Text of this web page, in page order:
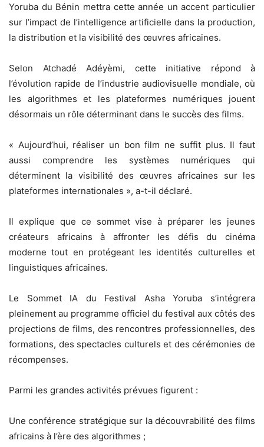
Yoruba du Bénin mettra cette année un accent particulier
sur l’impact de l’intelligence artificielle dans la production,
la distribution et la visibilité des œuvres africaines.
Selon Atchadé Adéyèmi, cette initiative répond à
l’évolution rapide de l’industrie audiovisuelle mondiale, où
les algorithmes et les plateformes numériques jouent
désormais un rôle déterminant dans le succès des films.
« Aujourd’hui, réaliser un bon film ne suffit plus. Il faut
aussi comprendre les systèmes numériques qui
déterminent la visibilité des œuvres africaines sur les
plateformes internationales », a-t-il déclaré.
Il explique que ce sommet vise à préparer les jeunes
créateurs africains à affronter les défis du cinéma
moderne tout en protégeant les identités culturelles et
linguistiques africaines.
Le Sommet IA du Festival Asha Yoruba s’intégrera
pleinement au programme officiel du festival aux côtés des
projections de films, des rencontres professionnelles, des
formations, des spectacles culturels et des cérémonies de
récompenses.
Parmi les grandes activités prévues figurent :
Une conférence stratégique sur la découvrabilité des films
africains à l’ère des algorithmes ;